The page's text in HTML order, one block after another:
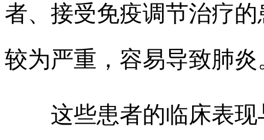
者、接受免疫调节治疗
较为严重，容易导致肺炎
这些患者的临床表现